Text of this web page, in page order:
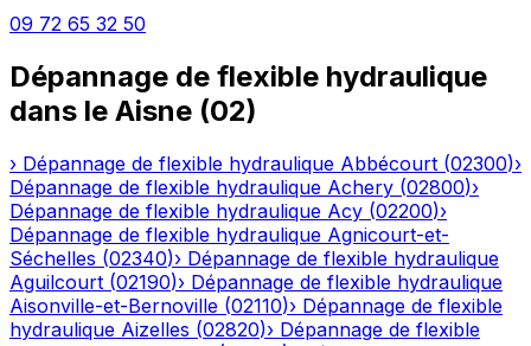
09 72 65 32 50
Dépannage de flexible hydraulique
dans le Aisne (02)
› Dépannage de flexible hydraulique Abbécourt (02300)›
Dépannage de flexible hydraulique Achery (02800)›
Dépannage de flexible hydraulique Acy (02200)›
Dépannage de flexible hydraulique Agnicourt-et-
Séchelles (02340)› Dépannage de flexible hydraulique
Aguilcourt (02190)› Dépannage de flexible hydraulique
Aisonville-et-Bernoville (02110)› Dépannage de flexible
hydraulique Aizelles (02820)› Dépannage de flexible